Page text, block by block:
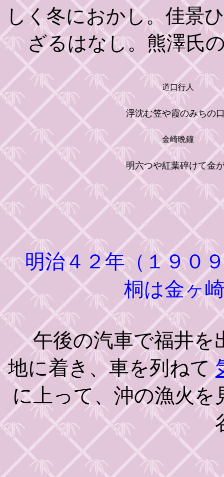
しく冬におかし。佳景
ざるはなし。熊澤氏
道口行人
浮沈む笠や霞のみちの
金崎晩鐘
明六つや紅葉碎けて金
明治４２年（１９０９
桐は金ヶ
午後の汽車で福井を
地に着き、車を列ねて
に上って、沖の漁火